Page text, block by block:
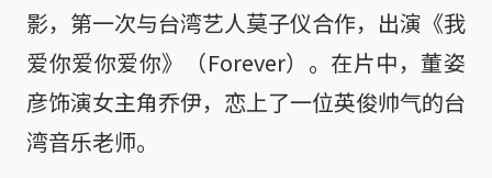
影，第一次与台湾艺人莫子仪合作，出演《我
爱你爱你爱你》（Forever）。在片中，董姿
彦饰演女主角乔伊，恋上了一位英俊帅气的台
湾音乐老师。